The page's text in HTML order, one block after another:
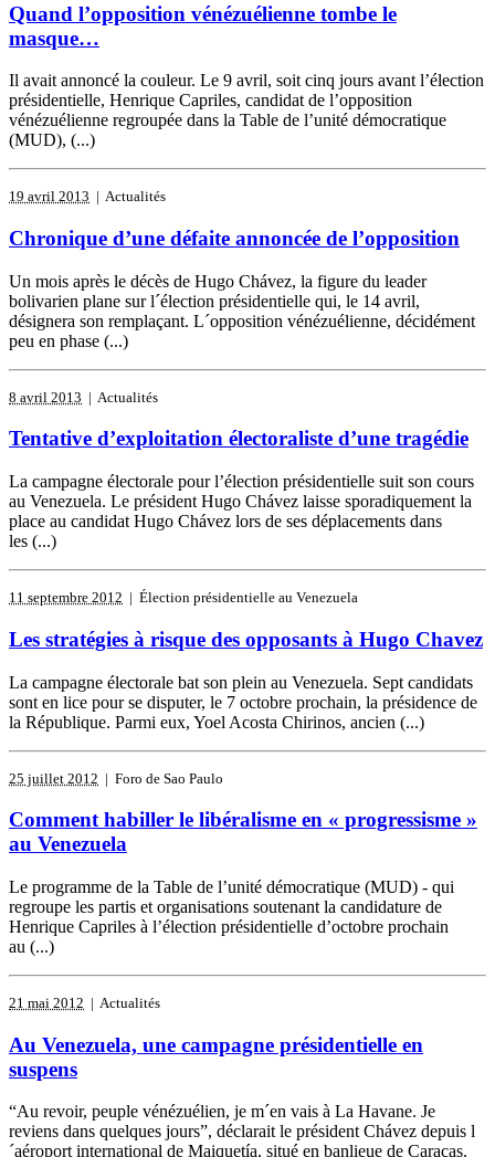
Quand l’opposition vénézuélienne tombe le
masque…
Il avait annoncé la couleur. Le 9 avril, soit cinq jours avant l’élection
présidentielle, Henrique Capriles, candidat de l’opposition
vénézuélienne regroupée dans la Table de l’unité démocratique
(MUD), (...)
19 avril 2013 | Actualités
Chronique d’une défaite annoncée de l’opposition
Un mois après le décès de Hugo Chávez, la figure du leader
bolivarien plane sur l´élection présidentielle qui, le 14 avril,
désignera son remplaçant. L´opposition vénézuélienne, décidément
peu en phase (...)
8 avril 2013 | Actualités
Tentative d’exploitation électoraliste d’une tragédie
La campagne électorale pour l’élection présidentielle suit son cours
au Venezuela. Le président Hugo Chávez laisse sporadiquement la
place au candidat Hugo Chávez lors de ses déplacements dans
les (...)
11 septembre 2012 | Élection présidentielle au Venezuela
Les stratégies à risque des opposants à Hugo Chavez
La campagne électorale bat son plein au Venezuela. Sept candidats
sont en lice pour se disputer, le 7 octobre prochain, la présidence de
la République. Parmi eux, Yoel Acosta Chirinos, ancien (...)
25 juillet 2012 | Foro de Sao Paulo
Comment habiller le libéralisme en « progressisme »
au Venezuela
Le programme de la Table de l’unité démocratique (MUD) - qui
regroupe les partis et organisations soutenant la candidature de
Henrique Capriles à l’élection présidentielle d’octobre prochain
au (...)
21 mai 2012 | Actualités
Au Venezuela, une campagne présidentielle en
suspens
“Au revoir, peuple vénézuélien, je m´en vais à La Havane. Je
reviens dans quelques jours”, déclarait le président Chávez depuis l
´aéroport international de Maiquetía, situé en banlieue de Caracas.